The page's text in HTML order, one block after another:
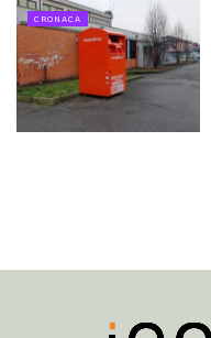
CRONACA